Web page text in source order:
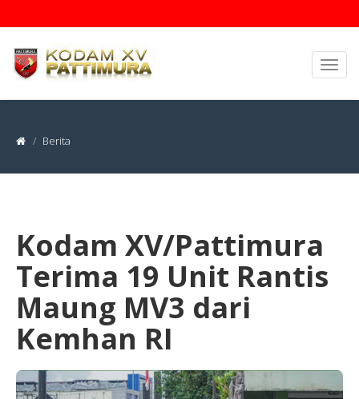
Berita
Kodam XV/Pattimura
Terima 19 Unit Rantis
Maung MV3 dari
Kemhan RI